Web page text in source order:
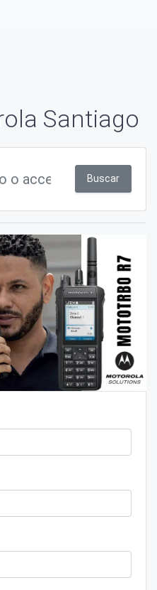
Santiago
Buscar